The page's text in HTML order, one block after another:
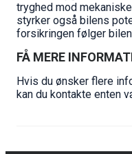
tryghed mod
styrker også bilens
forsikringen følger
FÅ MERE
Hvis du ønsker flere
kan du kontakte enten